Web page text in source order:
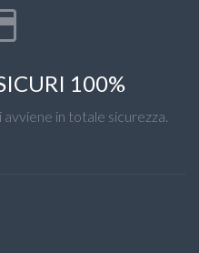
100%
in totale sicurezza.